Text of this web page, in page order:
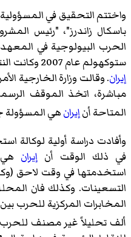
واختتم التحقيق في
باسكال زاندرز"، "رئيس
الحرب البيولوجية في
ستوكهولم عام 2007 وكانت النتيجة: أن
إيران. وقالت وزارة الخارجية
مباشرة، اتخذ الموقف
المتاحة أنإيرانهي المسؤولة
في ذلك الوقت أن إيران
استخدمتها في وقت لاحق
التسعينات. وكذلك فان
المخابرات المركزية للحرب
ألف تحليلاً غير مصنف للحرب